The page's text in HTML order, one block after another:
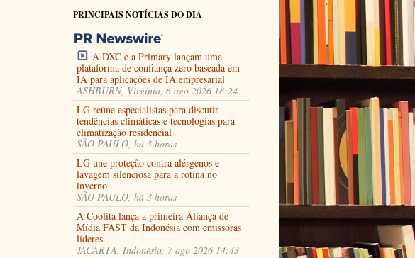
PRINCIPAIS NOTÍCIAS DO DIA
A DXC e a Primary lançam uma
plataforma de confiança zero baseada em
IA para aplicações de IA empresarial
ASHBURN, Virgínia, 6 ago 2026 18:24
LG reúne especialistas para discutir
tendências climáticas e tecnologias para
climatização residencial
SÃO PAULO, há 3 horas
LG une proteção contra alérgenos e
lavagem silenciosa para a rotina no
inverno
SÃO PAULO, há 3 horas
A Coolita lança a primeira Aliança de
Mídia FAST da Indonésia com emissoras
líderes.
JACARTA, Indonésia, 7 ago 2026 14:43